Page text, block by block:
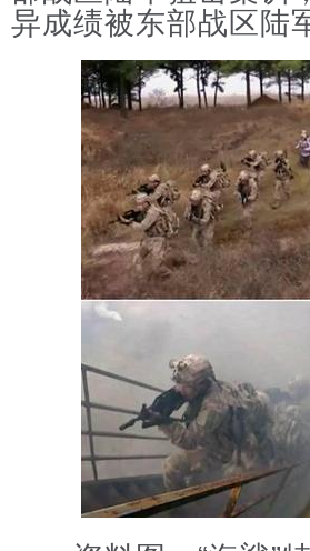
异成绩被东部战区陆